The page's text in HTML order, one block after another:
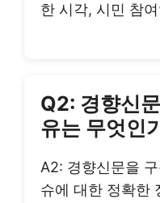
한 시각, 시민 참
Q2: 경향신
유는 무엇인
A2: 경향신문을
슈에 대한 정확한